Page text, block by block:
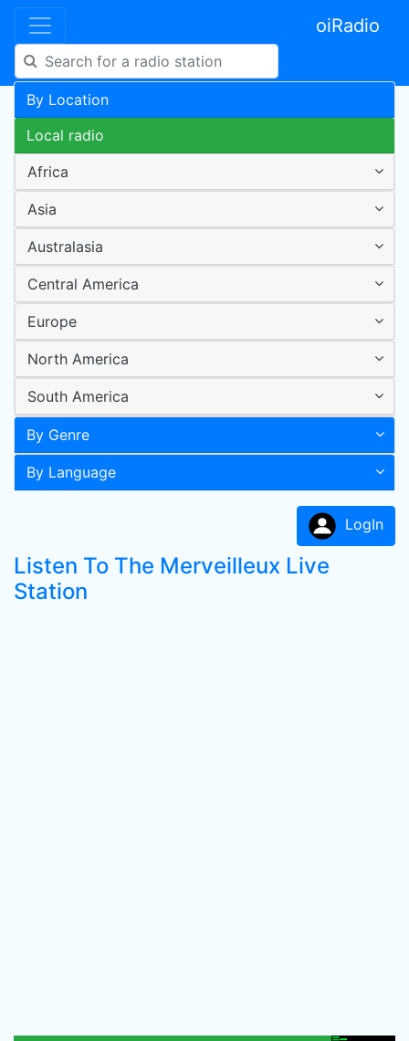
oiRadio
By Location
Local radio
Africa
Asia
Australasia
Central America
Europe
North America
South America
By Genre
By Language
LogIn
Listen To The Merveilleux Live
Station